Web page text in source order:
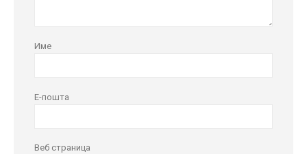
Име
Е-пошта
Веб страница